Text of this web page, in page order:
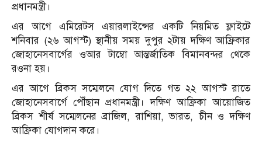
প্রধানমন্ত্রী।
এর আগে এমিরেটস এয়ারলাইন্সের একটি নিয়মিত ফ্লাইটে
শনিবার (২৬ আগস্ট) স্থানীয় সময় দুপুর ২টায় দক্ষিণ আফ্রিকার
জোহানেসবার্গের ওআর টাম্বো আন্তর্জাতিক বিমানবন্দর থেকে
রওনা হয়।
এর আগে ব্রিকস সম্মেলনে যোগ দিতে গত ২২ আগস্ট রাতে
জোহানেসবার্গে পৌঁছান প্রধানমন্ত্রী। দক্ষিণ আফ্রিকা আয়োজিত
ব্রিকস শীর্ষ সম্মেলনের ব্রাজিল, রাশিয়া, ভারত, চীন ও দক্ষিণ
আফ্রিকা যোগদান করে।